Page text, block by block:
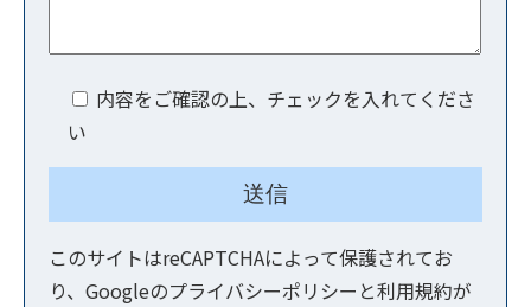
内容をご確認の上、チェックを入れてくださ
い
このサイトはreCAPTCHAによって保護されてお
り、Googleのプライバシーポリシー と利用規約が